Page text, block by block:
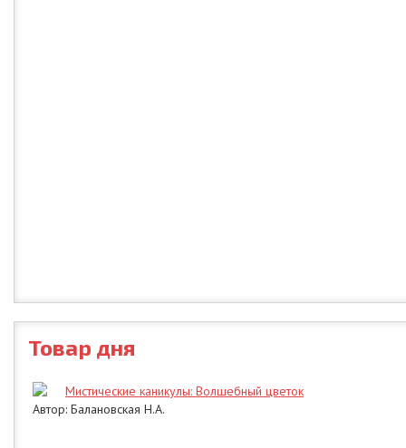
Товар дня
Мистические каникулы: Волшебный цветок
Автор: Балановская Н.А.